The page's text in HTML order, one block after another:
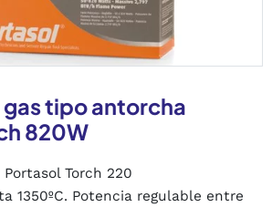
tipo antorcha
820W
Torch 220
1350ºC. Potencia regulable entre